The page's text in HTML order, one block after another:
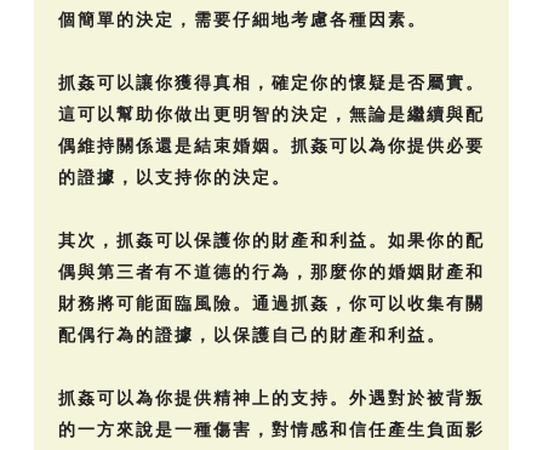
個簡單的決定，需要仔細地考慮各種因素。
抓姦可以讓你獲得真相，確定你的懷疑是否屬實。
這可以幫助你做出更明智的決定，無論是繼續與配
偶維持關係還是結束婚姻。抓姦可以為你提供必要
的證據，以支持你的決定。
其次，抓姦可以保護你的財產和利益。如果你的配
偶與第三者有不道德的行為，那麼你的婚姻財產和
財務將可能面臨風險。通過抓姦，你可以收集有關
配偶行為的證據，以保護自己的財產和利益。
抓姦可以為你提供精神上的支持。外遇對於被背叛
的一方來說是一種傷害，對情感和信任產生負面影